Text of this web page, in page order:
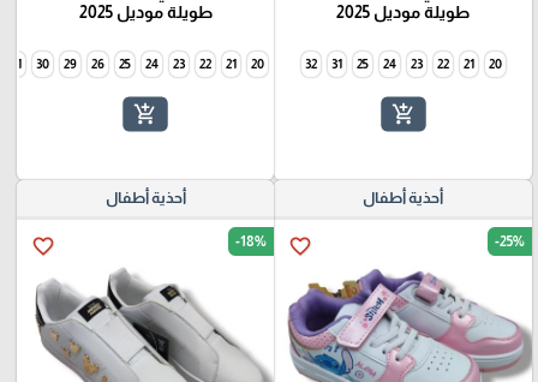
طويلة موديل 2025
20
21
22
23
24
25
31
32
add_shopping_cart
طويلة موديل 2025
20
21
22
23
24
25
26
29
30
31
add_shopping_cart
أحذية أطفال
favorite_border -25%
أحذية أطفال
favorite_border -18%